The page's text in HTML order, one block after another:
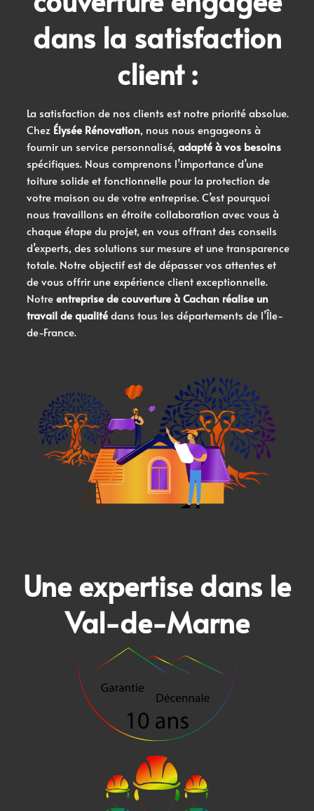
dans la satisfaction
client :
La satisfaction de nos clients est notre priorité absolue.
Chez Élysée Rénovation, nous nous engageons à
fournir un service personnalisé, adapté à vos besoins
spécifiques. Nous comprenons l’importance d’une
toiture solide et fonctionnelle pour la protection de
votre maison ou de votre entreprise. C’est pourquoi
nous travaillons en étroite collaboration avec vous à
chaque étape du projet, en vous offrant des conseils
d’experts, des solutions sur mesure et une transparence
totale. Notre objectif est de dépasser vos attentes et
de vous offrir une expérience client exceptionnelle.
Notre entreprise de couverture à Cachan réalise un
travail de qualité dans tous les départements de l’Île-
de-France.
Une expertise dans le
Val-de-Marne